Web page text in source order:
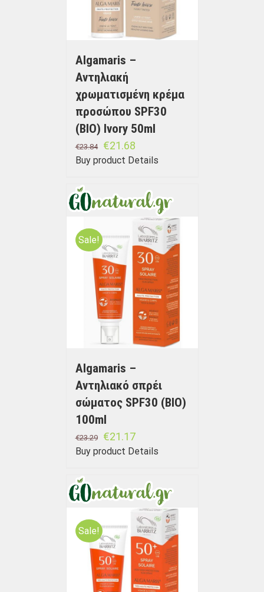
Algamaris –
Αντηλιακή
χρωματισμένη κρέμα
προσώπου SPF30
(BIO) Ivory 50ml
€23.84 €21.68
Buy product Details
Sale!
Algamaris –
Αντηλιακό σπρέι
σώματος SPF30 (BIO)
100ml
€23.29 €21.17
Buy product Details
Sale!